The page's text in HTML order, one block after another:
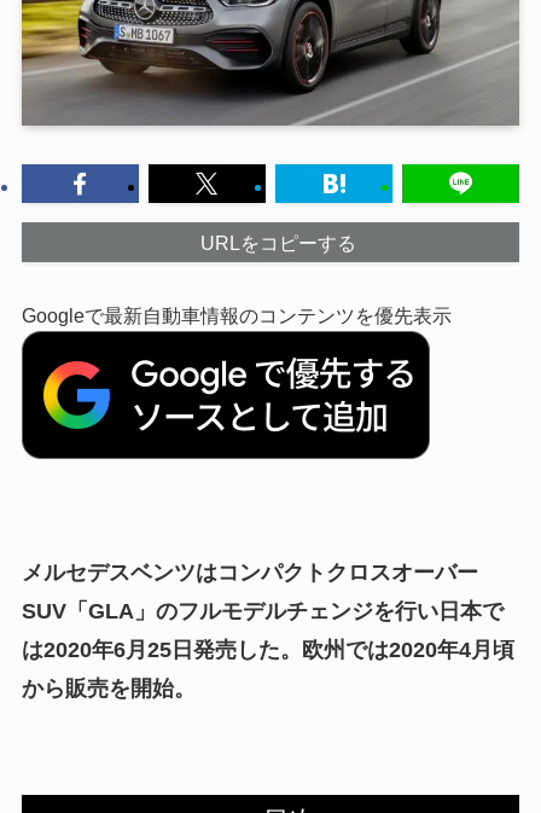
URLをコピーする
Googleで最新自動車情報のコンテンツを優先表示
メルセデスベンツはコンパクトクロスオーバー
SUV「GLA」のフルモデルチェンジを行い日本で
は2020年6月25日発売した。欧州では2020年4月頃
から販売を開始。